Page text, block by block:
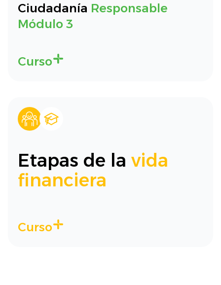
Ciudadanía Responsable
Módulo 3
Curso
Etapas de la vida
financiera
Curso